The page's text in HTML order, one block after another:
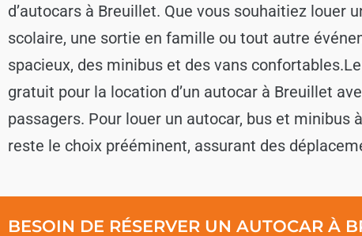
d’autocars à Breuillet. Que vous souhaitiez louer
scolaire, une sortie en famille ou tout autre
spacieux, des minibus et des vans confortables.
gratuit pour la location d’un autocar à Breuillet
passagers. Pour louer un autocar, bus et minibus
reste le choix prééminent, assurant des
BESOIN DE RÉSERVER UN AUTOCAR À